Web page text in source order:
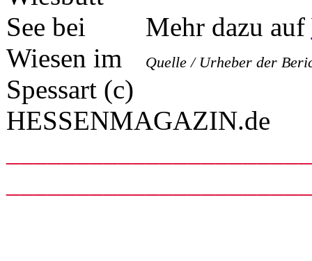
Mehr dazu auf
Quelle / Urheber der